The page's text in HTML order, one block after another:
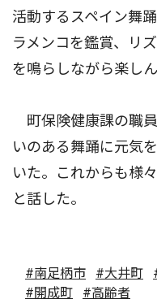
活動するスペイン舞
ラメンコを鑑賞、リ
を鳴らしながら楽しん
町保険健康課の職
いのある舞踊に元気
いた。これからも様
と話した。
#南足柄市 #大井町
#開成町
#高齢者